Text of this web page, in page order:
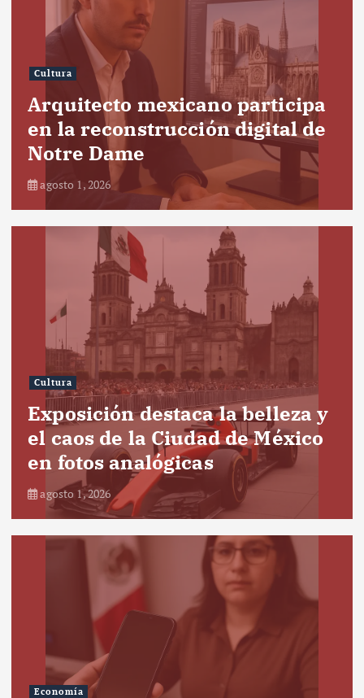
Cultura
Arquitecto mexicano participa
en la reconstrucción digital de
Notre Dame
agosto 1, 2026
Cultura
Exposición destaca la belleza y
el caos de la Ciudad de México
en fotos analógicas
agosto 1, 2026
Economía